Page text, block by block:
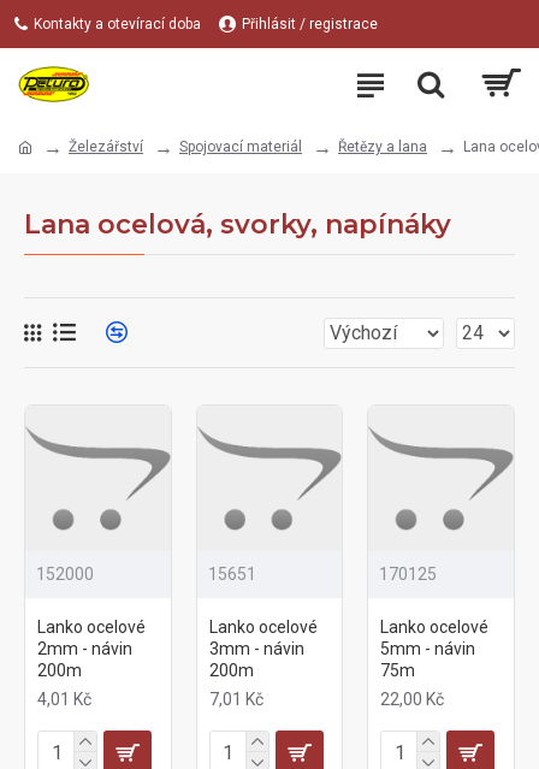
Kontakty a otevírací doba Přihlásit / registrace
Železářství Spojovací materiál Řetězy a lana Lana
Lana ocelová, svorky, napínáky
152000
Lanko ocelové
2mm - návin
200m
4,01 Kč
15651
Lanko ocelové
3mm - návin
200m
7,01 Kč
170125
Lanko ocelové
5mm - návin
75m
22,00 Kč